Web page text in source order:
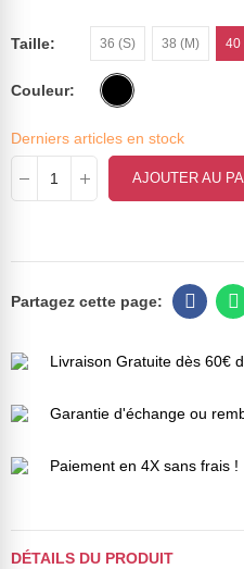
Taille 36 (S) 38 (M) 40
Couleur
Derniers articles en stock
AJOUTER AU
Livraison Gratuite dès 60€
Garantie d'échange ou
Paiement en 4X sans frais !
DÉTAILS DU PRODUIT